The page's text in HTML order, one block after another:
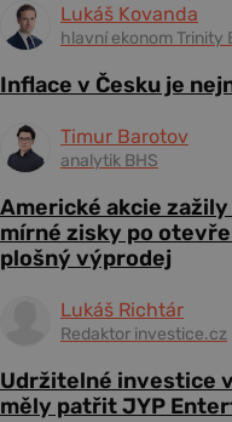
Lukáš Kovanda
hlavní ekonom Trinity
Inflace v Česku je
Timur Barotov
analytik BHS
Americké akcie
mírné zisky po
plošný výprodej
Lukáš Richtár
Redaktor investice.cz
Udržitelné investice
měly patřit JYP